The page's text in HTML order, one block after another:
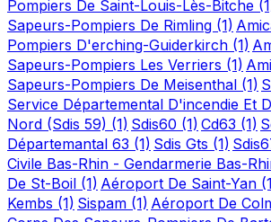
Pompiers De Saint-Louis-Lès-Bitche
Sapeurs-Pompiers De Rimling (1)
Pompiers D'erching-Guiderkirch (1)
Sapeurs-Pompiers Les Verriers (1)
Sapeurs-Pompiers De Meisenthal (1)
Service Départemental D'incendie Et
Nord (Sdis 59) (1) Sdis60 (1) Cd63 (1)
Départemantal 63 (1) Sdis Gts (1)
Civile Bas-Rhin - Gendarmerie Bas-
De St-Boil (1) Aéroport De Saint-Yan
Kembs (1) Sispam (1) Aéroport De